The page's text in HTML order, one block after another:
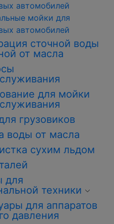
автомобилей
мойки для
автомобилей
сточной воды
от масла
для мойки
грузовиков
воды от масла
сухим льдом
для
техники
для аппаратов
давления